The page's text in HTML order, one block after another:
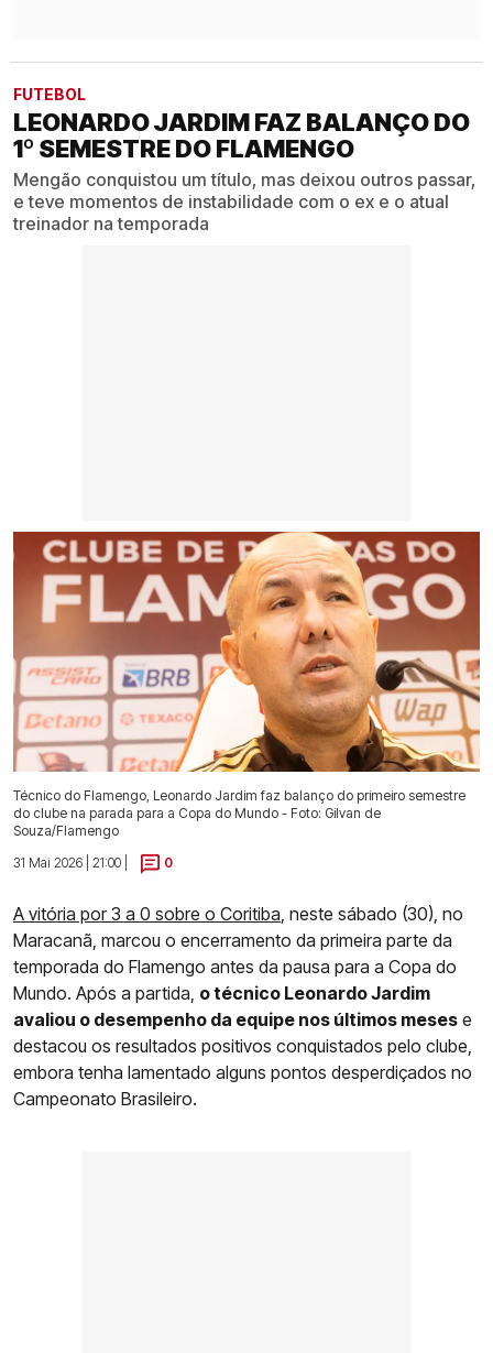
FUTEBOL
LEONARDO JARDIM FAZ BALANÇO DO
1º SEMESTRE DO FLAMENGO
Mengão conquistou um título, mas deixou outros passar,
e teve momentos de instabilidade com o ex e o atual
treinador na temporada
Técnico do Flamengo, Leonardo Jardim faz balanço do primeiro semestre
do clube na parada para a Copa do Mundo - Foto: Gilvan de
Souza/Flamengo
31 Mai 2026 | 21:00 |
0
A vitória por 3 a 0 sobre o Coritiba , neste sábado (30), no
Maracanã, marcou o encerramento da primeira parte da
temporada do Flamengo antes da pausa para a Copa do
Mundo. Após a partida, o técnico Leonardo Jardim
avaliou o desempenho da equipe nos últimos meses e
destacou os resultados positivos conquistados pelo clube,
embora tenha lamentado alguns pontos desperdiçados no
Campeonato Brasileiro.